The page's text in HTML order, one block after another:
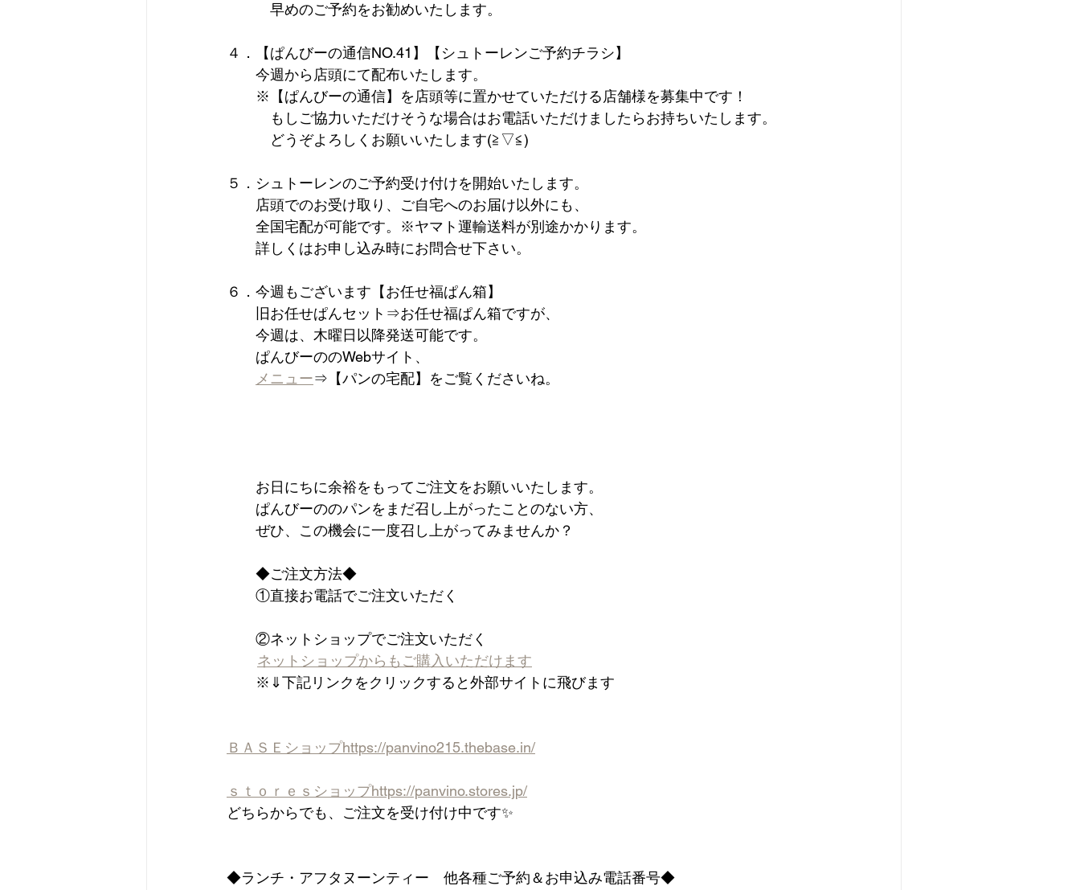
早めのご予約をお勧めいたします。
４．【ぱんびーの通信NO.41】【シュトーレンご予約チラシ】
今週から店頭にて配布いたします。
※【ぱんびーの通信】を店頭等に置かせていただける店舗様を募集中です！
もしご協力いただけそうな場合はお電話いただけましたらお持ちいたします。
どうぞよろしくお願いいたします(≧▽≦)
５．シュトーレンのご予約受け付けを開始いたします。
店頭でのお受け取り、ご自宅へのお届け以外にも、
全国宅配が可能です。※ヤマト運輸送料が別途かかります。
詳しくはお申し込み時にお問合せ下さい。
６．今週もございます【お任せ福ぱん箱】
旧お任せぱんセット⇒お任せ福ぱん箱ですが、
今週は、木曜日以降発送可能です。
ぱんびーののWebサイト、
メニュー⇒【パンの宅配】をご覧くださいね。
お日にちに余裕をもってご注文をお願いいたします。
ぱんびーののパンをまだ召し上がったことのない方、
ぜひ、この機会に一度召し上がってみませんか？
◆ご注文方法◆
①直接お電話でご注文いただく
②ネットショップでご注文いただく
ネットショップからもご購入いただけます
※⇓下記リンクをクリックすると外部サイトに飛びます
ＢＡＳＥショップhttps://panvino215.thebase.in/
ｓｔｏｒｅｓショップhttps://panvino.stores.jp/
どちらからでも、ご注文を受け付け中です✨
◆ランチ・アフタヌーンティー　他各種ご予約＆お申込み電話番号◆